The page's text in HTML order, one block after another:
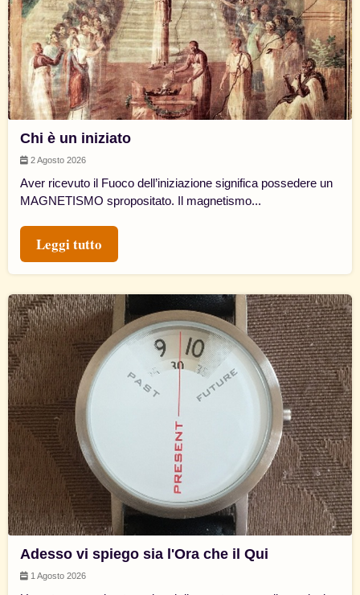
Chi è un iniziato
2 Agosto 2026
Aver ricevuto il Fuoco dell’iniziazione significa possedere un
MAGNETISMO spropositato. Il magnetismo...
Leggi tutto
Adesso vi spiego sia l'Ora che il Qui
1 Agosto 2026